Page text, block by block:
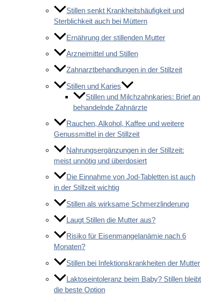
Stillen senkt Krankheitshäufigkeit und
Sterblichkeit auch bei Müttern
Ernährung der stillenden Mutter
Arzneimittel und Stillen
Zahnarztbehandlungen in der Stillzeit
Stillen und Karies
Stillen und Milchzahnkaries: Brief an
behandelnde Zahnärzte
Rauchen, Alkohol, Kaffee und weitere
Genussmittel in der Stillzeit
Nahrungsergänzungen in der Stillzeit:
meist unnötig und überdosiert
Die Einnahme von Jod-Tabletten ist auch
in der Stillzeit wichtig
Stillen als wirksame Schmerzlinderung
Laugt Stillen die Mutter aus?
Risiko für Eisenmangelanämie nach 6
Monaten?
Stillen bei Infektionskrankheiten der Mutter
Laktoseintoleranz beim Baby? Stillen bleibt
die beste Option